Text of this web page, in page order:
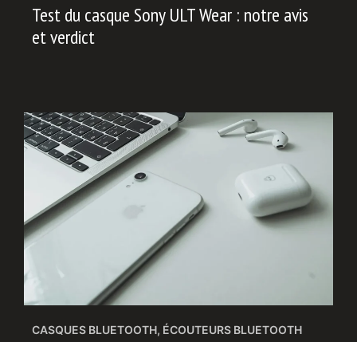
Test du casque Sony ULT Wear : notre avis
et verdict
CASQUES BLUETOOTH, ÉCOUTEURS BLUETOOTH